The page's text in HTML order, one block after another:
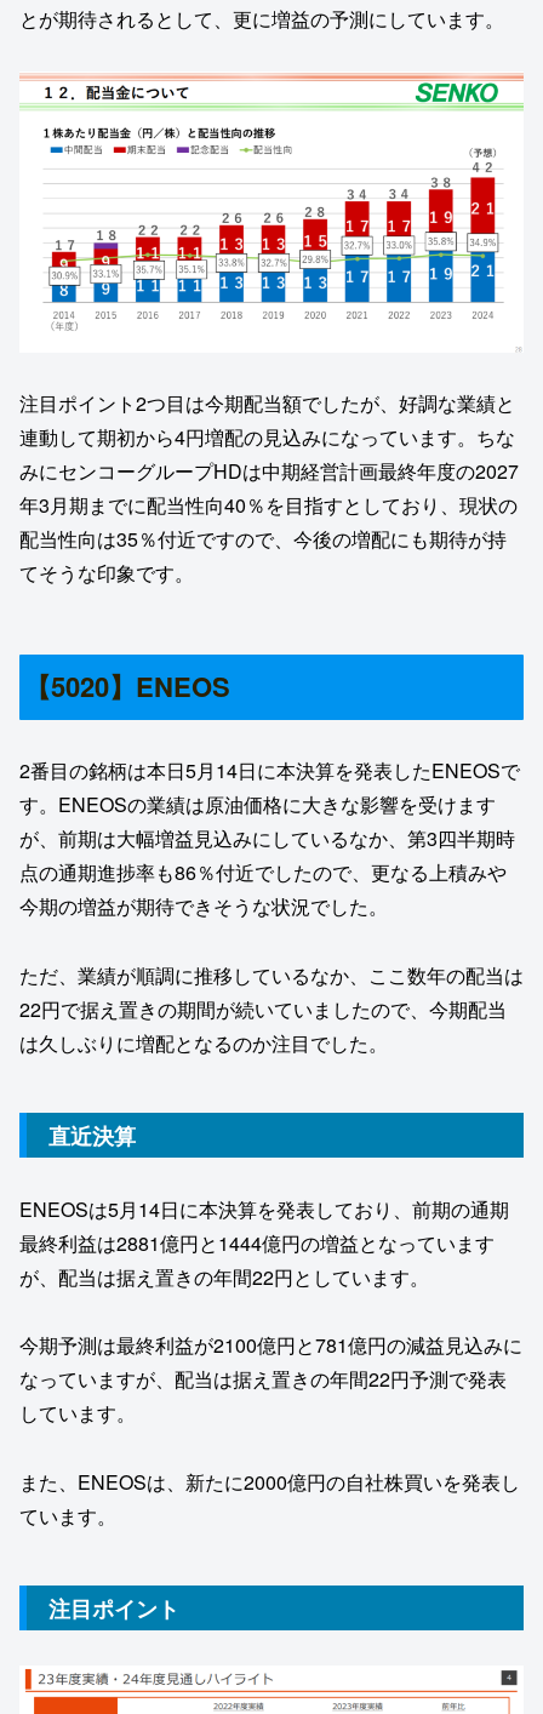
とが期待されるとして、更に増益の予測にしています。
注目ポイント2つ目は今期配当額でしたが、好調な業績と
連動して期初から4円増配の見込みになっています。ちな
みにセンコーグループHDは中期経営計画最終年度の2027
年3月期までに配当性向40％を目指すとしており、現状の
配当性向は35％付近ですので、今後の増配にも期待が持
てそうな印象です。
【5020】ENEOS
2番目の銘柄は本日5月14日に本決算を発表したENEOSで
す。ENEOSの業績は原油価格に大きな影響を受けます
が、前期は大幅増益見込みにしているなか、第3四半期時
点の通期進捗率も86％付近でしたので、更なる上積みや
今期の増益が期待できそうな状況でした。
ただ、業績が順調に推移しているなか、ここ数年の配当は
22円で据え置きの期間が続いていましたので、今期配当
は久しぶりに増配となるのか注目でした。
直近決算
ENEOSは5月14日に本決算を発表しており、前期の通期
最終利益は2881億円と1444億円の増益となっています
が、配当は据え置きの年間22円としています。
今期予測は最終利益が2100億円と781億円の減益見込みに
なっていますが、配当は据え置きの年間22円予測で発表
しています。
また、ENEOSは、新たに2000億円の自社株買いを発表し
ています。
注目ポイント